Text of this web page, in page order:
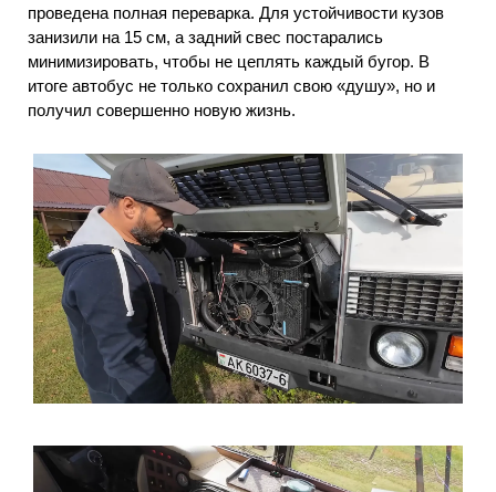
проведена полная переварка. Для устойчивости кузов
занизили на 15 см, а задний свес постарались
минимизировать, чтобы не цеплять каждый бугор. В
итоге автобус не только сохранил свою «душу», но и
получил совершенно новую жизнь.